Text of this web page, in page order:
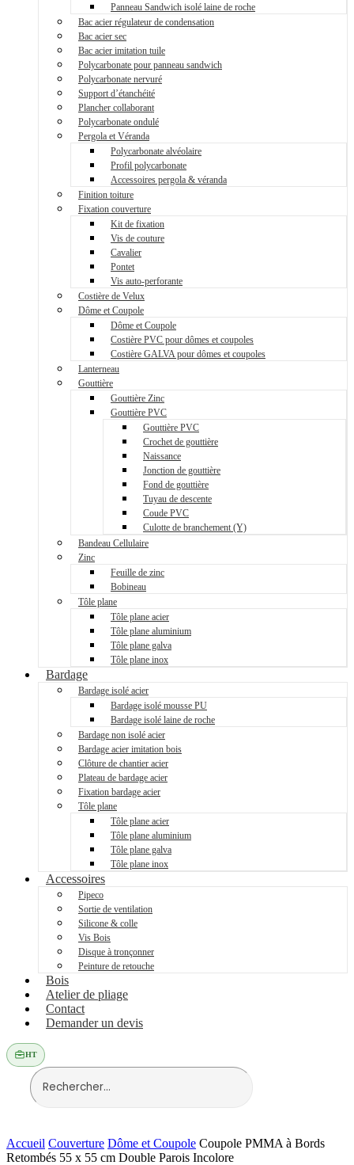
Panneau Sandwich isolé laine de roche
Bac acier régulateur de condensation
Bac acier sec
Bac acier imitation tuile
Polycarbonate pour panneau sandwich
Polycarbonate nervuré
Support d’étanchéité
Plancher collaborant
Polycarbonate ondulé
Pergola et Véranda
Polycarbonate alvéolaire
Profil polycarbonate
Accessoires pergola & véranda
Finition toiture
Fixation couverture
Kit de fixation
Vis de couture
Cavalier
Pontet
Vis auto-perforante
Costière de Velux
Dôme et Coupole
Dôme et Coupole
Costière PVC pour dômes et coupoles
Costière GALVA pour dômes et coupoles
Lanterneau
Gouttière
Gouttière Zinc
Gouttière PVC
Gouttière PVC
Crochet de gouttière
Naissance
Jonction de gouttière
Fond de gouttière
Tuyau de descente
Coude PVC
Culotte de branchement (Y)
Bandeau Cellulaire
Zinc
Feuille de zinc
Bobineau
Tôle plane
Tôle plane acier
Tôle plane aluminium
Tôle plane galva
Tôle plane inox
Bardage
Bardage isolé acier
Bardage isolé mousse PU
Bardage isolé laine de roche
Bardage non isolé acier
Bardage acier imitation bois
Clôture de chantier acier
Plateau de bardage acier
Fixation bardage acier
Tôle plane
Tôle plane acier
Tôle plane aluminium
Tôle plane galva
Tôle plane inox
Accessoires
Pipeco
Sortie de ventilation
Silicone & colle
Vis Bois
Disque à tronçonner
Peinture de retouche
Bois
Atelier de pliage
Contact
Demander un devis
HT
Accueil Couverture Dôme et Coupole Coupole PMMA à Bords
Retombés 55 x 55 cm Double Parois Incolore